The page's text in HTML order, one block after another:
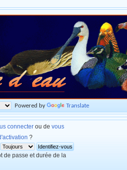
Powered by Translate
connecter ou de vous
?
de passe et durée de la